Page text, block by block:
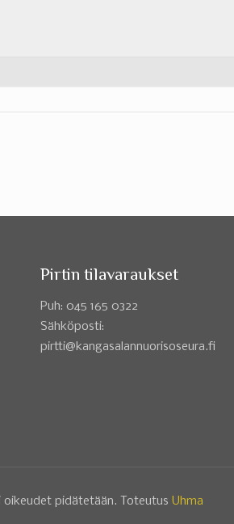
Pirtin tilavaraukset
Puh: 045 165 0322
Sähköposti:
pirtti@kangasalannuorisoseura.fi
oikeudet pidätetään. ToteutusUhma